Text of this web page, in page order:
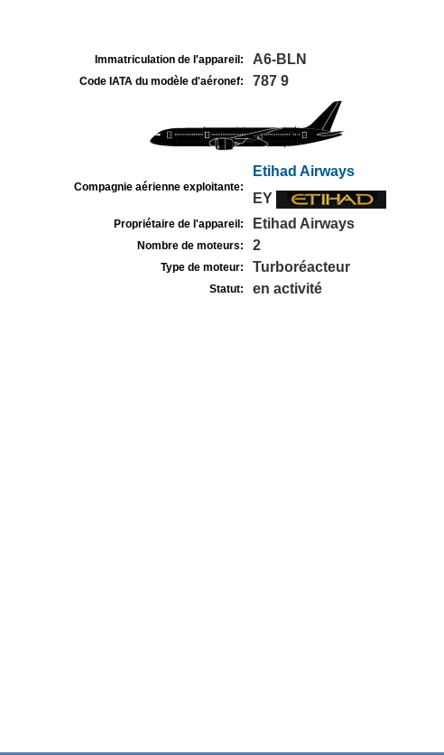
Immatriculation de l'appareil: A6-BLN
Code IATA du modèle d'aéronef: 787 9
Compagnie aérienne exploitante:
Etihad Airways
EY
Propriétaire de l'appareil: Etihad Airways
Nombre de moteurs: 2
Type de moteur: Turboréacteur
Statut: en activité